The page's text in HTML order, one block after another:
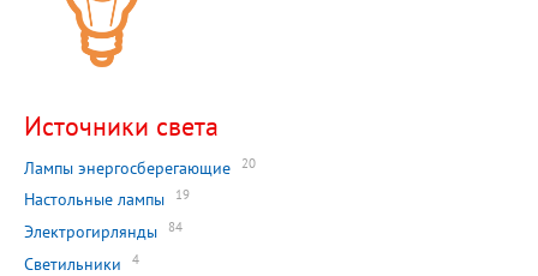
Источники света
Лампы энергосберегающие 20
Настольные лампы 19
Электрогирлянды 84
Светильники 4